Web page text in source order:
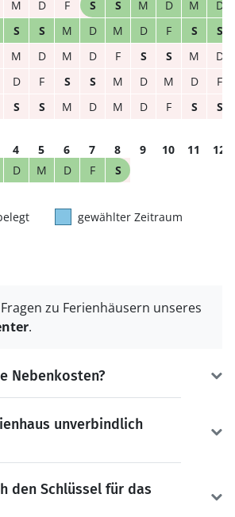
M D F S S M D M
D
S S M D M D F S
S
M D M D F S S M
D
D F S S M D M D
F
S S M D M D F S S
4 5 6 7 8 9 10 11
12
D M D F S
gewählter Zeitraum
zu Ferienhäusern unseres
.
Nebenkosten?
unverbindlich
den Schlüssel für das